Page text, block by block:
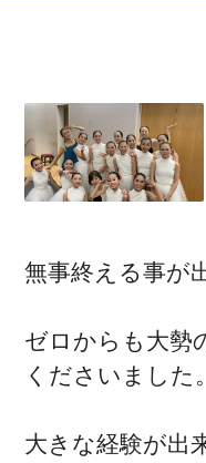
無事終える事が
ゼロからも大勢
くださいました。
大きな経験が出